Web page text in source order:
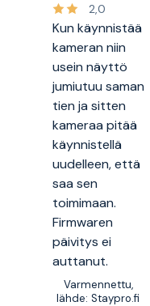
2,0
Kun käynnistää
kameran niin
usein näyttö
jumiutuu saman
tien ja sitten
kameraa pitää
käynnistellä
uudelleen, että
saa sen
toimimaan.
Firmwaren
päivitys ei
auttanut.
Varmennettu,
lähde: Staypro.fi